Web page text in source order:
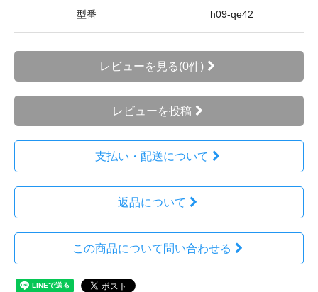
型番 h09-qe42
レビューを見る(0件)
レビューを投稿
支払い・配送について
返品について
この商品について問い合わせる